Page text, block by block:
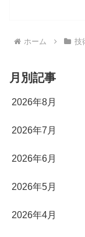
ホーム 技
月別記事
2026年8月
2026年7月
2026年6月
2026年5月
2026年4月